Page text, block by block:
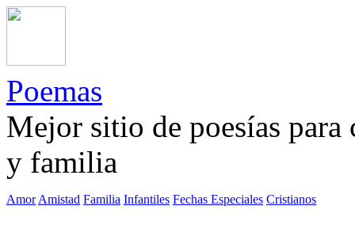
Poemas
Mejor sitio de poesías
y familia
Amor Amistad Familia Infantiles Fechas Especiales Cristianos